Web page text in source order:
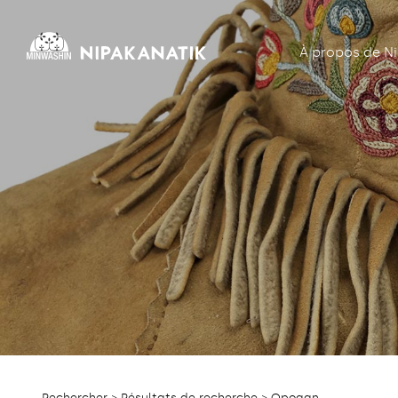
À propos de